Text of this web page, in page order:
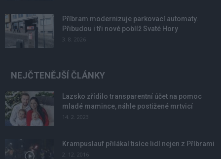
Příbram modernizuje parkovací automaty.
Přibudou i tři nové poblíž Svaté Hory
3. 8. 2026
NEJČTENĚJŠÍ ČLÁNKY
Lazsko zřídilo transparentní účet na pomoc
mladé mamince, náhle postižené mrtvicí
14. 2. 2023
Krampuslauf přilákal tisíce lidí nejen z Příbrami
2. 12. 2016